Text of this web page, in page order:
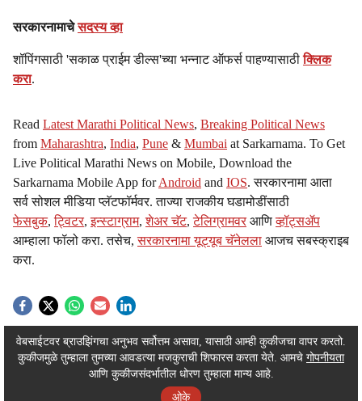
h
r
e
सरकारनामाचेसदस्य व्हा
शॉपिंगसाठी 'सकाळ प्राईम डील्स'च्या भन्नाट ऑफर्स पाहण्यासाठीक्लिक
करा.
Read Latest Marathi Political News, Breaking Political News
from Maharashtra, India, Pune & Mumbai at Sarkarnama. To Get
Live Political Marathi News on Mobile, Download the
Sarkarnama Mobile App forAndroid and IOS. सरकारनामा आता
सर्व सोशल मीडिया प्लॅटफॉर्मवर. ताज्या राजकीय घडामोडींसाठी
फेसबुक,ट्विटर,इन्स्टाग्राम,शेअर चॅट,टेलिग्रामवर आणिव्हॉट्सॲप
आम्हाला फॉलो करा. तसेच,सरकारनामा यूट्यूब चॅनेलला आजच सबस्क्राइब
करा.
ADVERTISEMENT / WIDGET
ADVERTISEMENT / WIDGET
वेबसाईटवर ब्राउझिंगचा अनुभव सर्वोत्तम असावा, यासाठी आम्ही कुकीजचा वापर करतो.
कुकीजमुळे तुम्हाला तुमच्या आवडत्या मजकुराची शिफारस करता येते. आमचे गोपनीयता
आणि कुकीजसंदर्भातील धोरण तुम्हाला मान्य आहे.
ओके